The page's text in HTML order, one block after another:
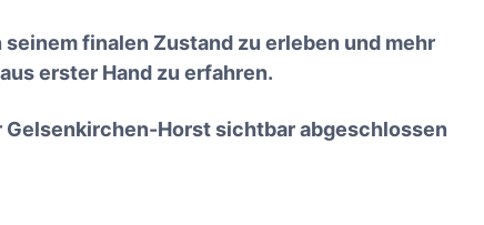
seinem finalen Zustand zu erleben und mehr
erster Hand zu erfahren.
Gelsenkirchen-Horst sichtbar abgeschlossen